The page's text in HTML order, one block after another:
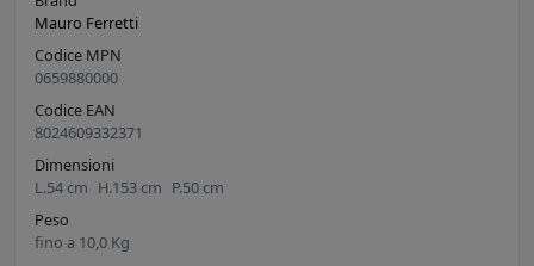
Mauro Ferretti
Codice MPN
0659880000
Codice EAN
8024609332371
Dimensioni
L.54 cm H.153 cm P.50 cm
Peso
fino a 10,0 Kg